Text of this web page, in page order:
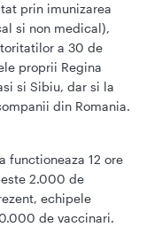
prin imunizarea
si non medical),
a 30 de
proprii Regina
si Sibiu, dar si la
din Romania.
functioneaza 12 ore
2.000 de
echipele
de vaccinari.